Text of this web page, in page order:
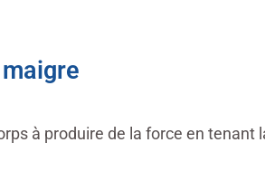
à produire de la force en tenant